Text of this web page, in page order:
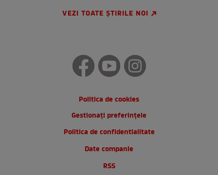
VEZI TOATE ȘTIRILE NOI
Politica de cookies
Gestionați preferințele
Politica de confidentialitate
Date companie
RSS